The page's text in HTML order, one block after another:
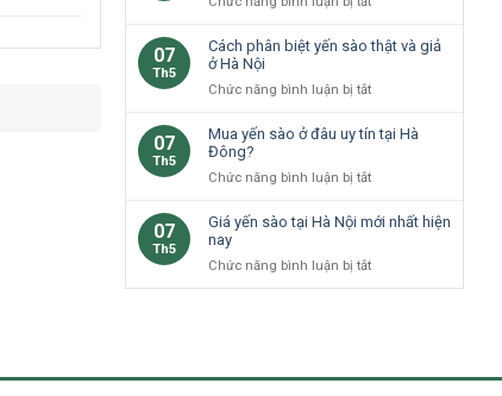
già
Yến
Hà
trọn
dưỡng
nhà
Hà
sào
tại
Nội:
ích
lưu
07
Th5
Cách phân biệt yến sào thật và giả
ở Hà Nội
Chức năng bình luận bị tắtở
phân
và
ở
Hà
07
Th5
Mua yến sào ở đâu uy tín tại Hà
Đông?
Chức năng bình luận bị tắtở
yến
Đông?
07
Th5
Giá yến sào tại Hà Nội mới nhất hiện
nay
Chức năng bình luận bị tắtở
Giá
Nội